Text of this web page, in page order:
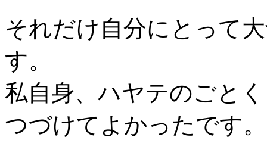
それだけ自分にとって
す。
私自身、ハヤテのごと
つづけてよかったです。